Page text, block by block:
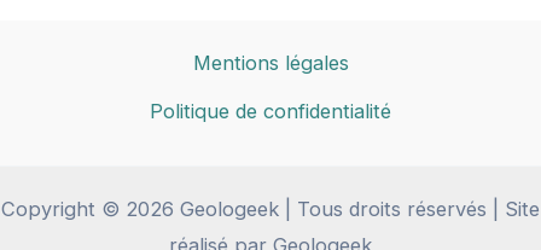
Mentions légales
Politique de confidentialité
Copyright © 2026 Geologeek | Tous droits réservés | Site
réalisé par Geologeek